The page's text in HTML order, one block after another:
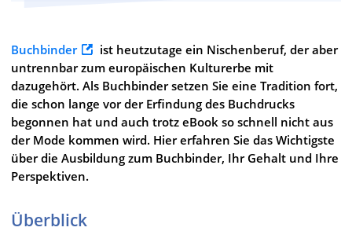
Buchbinder
ist heutzutage ein Nischenberuf, der aber
untrennbar zum europäischen Kulturerbe mit
dazugehört. Als Buchbinder setzen Sie eine Tradition fort,
die schon lange vor der Erfindung des Buchdrucks
begonnen hat und auch trotz eBook so schnell nicht aus
der Mode kommen wird. Hier erfahren Sie das Wichtigste
über die Ausbildung zum Buchbinder, Ihr Gehalt und Ihre
Perspektiven.
Überblick